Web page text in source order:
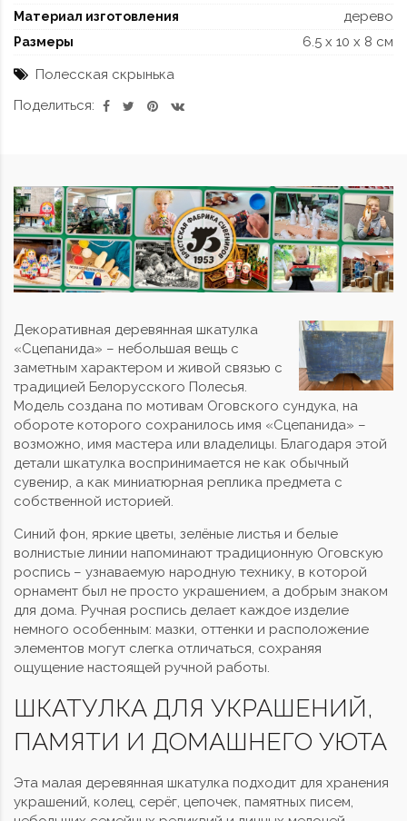
Материал изготовления дерево
Размеры
6.5 x 10 x 8 см
Полесская скрынька
Поделиться:
Декоративная деревянная шкатулка
«Сцепанида» – небольшая вещь с
заметным характером и живой связью с
традицией Белорусского Полесья.
Модель создана по мотивам Оговского сундука, на
обороте которого сохранилось имя «Сцепанида» –
возможно, имя мастера или владелицы. Благодаря этой
детали шкатулка воспринимается не как обычный
сувенир, а как миниатюрная реплика предмета с
собственной историей.
Синий фон, яркие цветы, зелёные листья и белые
волнистые линии напоминают традиционную Оговскую
роспись – узнаваемую народную технику, в которой
орнамент был не просто украшением, а добрым знаком
для дома. Ручная роспись делает каждое изделие
немного особенным: мазки, оттенки и расположение
элементов могут слегка отличаться, сохраняя
ощущение настоящей ручной работы.
ШКАТУЛКА ДЛЯ УКРАШЕНИЙ,
ПАМЯТИ И ДОМАШНЕГО УЮТА
Эта малая деревянная шкатулка подходит для хранения
украшений, колец, серёг, цепочек, памятных писем,